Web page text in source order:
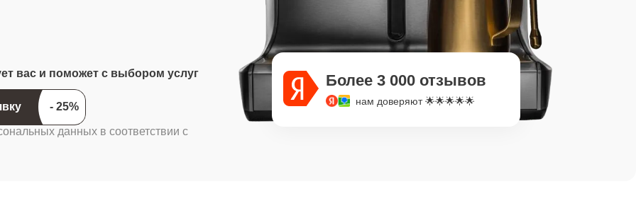
вас и поможет с выбором услуг
заявку
данных в соответствии с
Более 3 000 отзывов
нам доверяют 🌟🌟🌟🌟🌟